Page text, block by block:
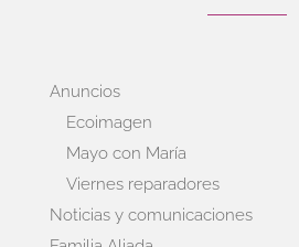
Anuncios
Ecoimagen
Mayo con María
Viernes reparadores
Noticias y comunicaciones